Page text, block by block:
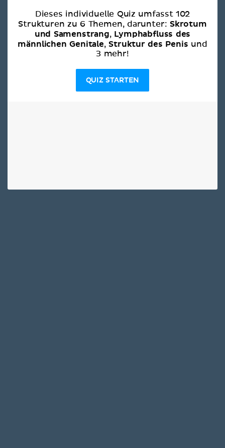
Dieses individuelle Quiz umfasst 102
Strukturen zu 6 Themen, darunter: Skrotum
und Samenstrang, Lymphabfluss des
männlichen Genitale, Struktur des Penis und
3 mehr!
QUIZ STARTEN